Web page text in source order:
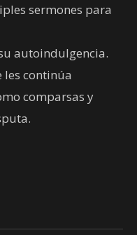
sermones para
autoindulgencia.
les continúa
comparsas y